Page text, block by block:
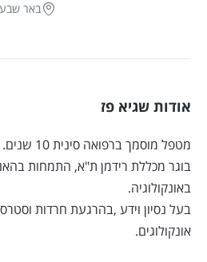
באר שבע
אודות שגיא פז
מטפל מוסמך ברפואה סינית 10 שנים.
בוגר מכללת רידמן ת"א, התמחות
באונקולוגיה.
בעל נסיון וידע ,בהרגעת חרדות
אונקולוגים.